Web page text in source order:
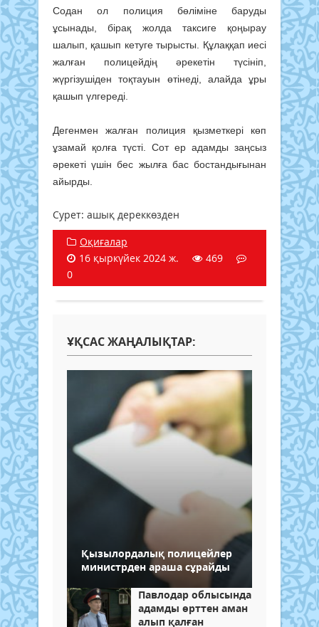
Содан ол полиция бөліміне баруды
ұсынады, бірақ жолда таксиге қоңырау
шалып, қашып кетуге тырысты. Құлаққап иесі
жалған полицейдің әрекетін түсініп,
жүргізушіден тоқтауын өтінеді, алайда ұры
қашып үлгереді.
Дегенмен жалған полиция қызметкері көп
ұзамай қолға түсті. Сот ер адамды заңсыз
әрекеті үшін бес жылға бас бостандығынан
айырды.
Сурет: ашық дереккөзден
Оқиғалар
16 қыркүйек 2024 ж.
469
0
ҰҚСАС ЖАҢАЛЫҚТАР:
Қызылордалық полицейлер
министрден араша сұрайды
Павлодар облысында
адамды өрттен аман
алып қалған